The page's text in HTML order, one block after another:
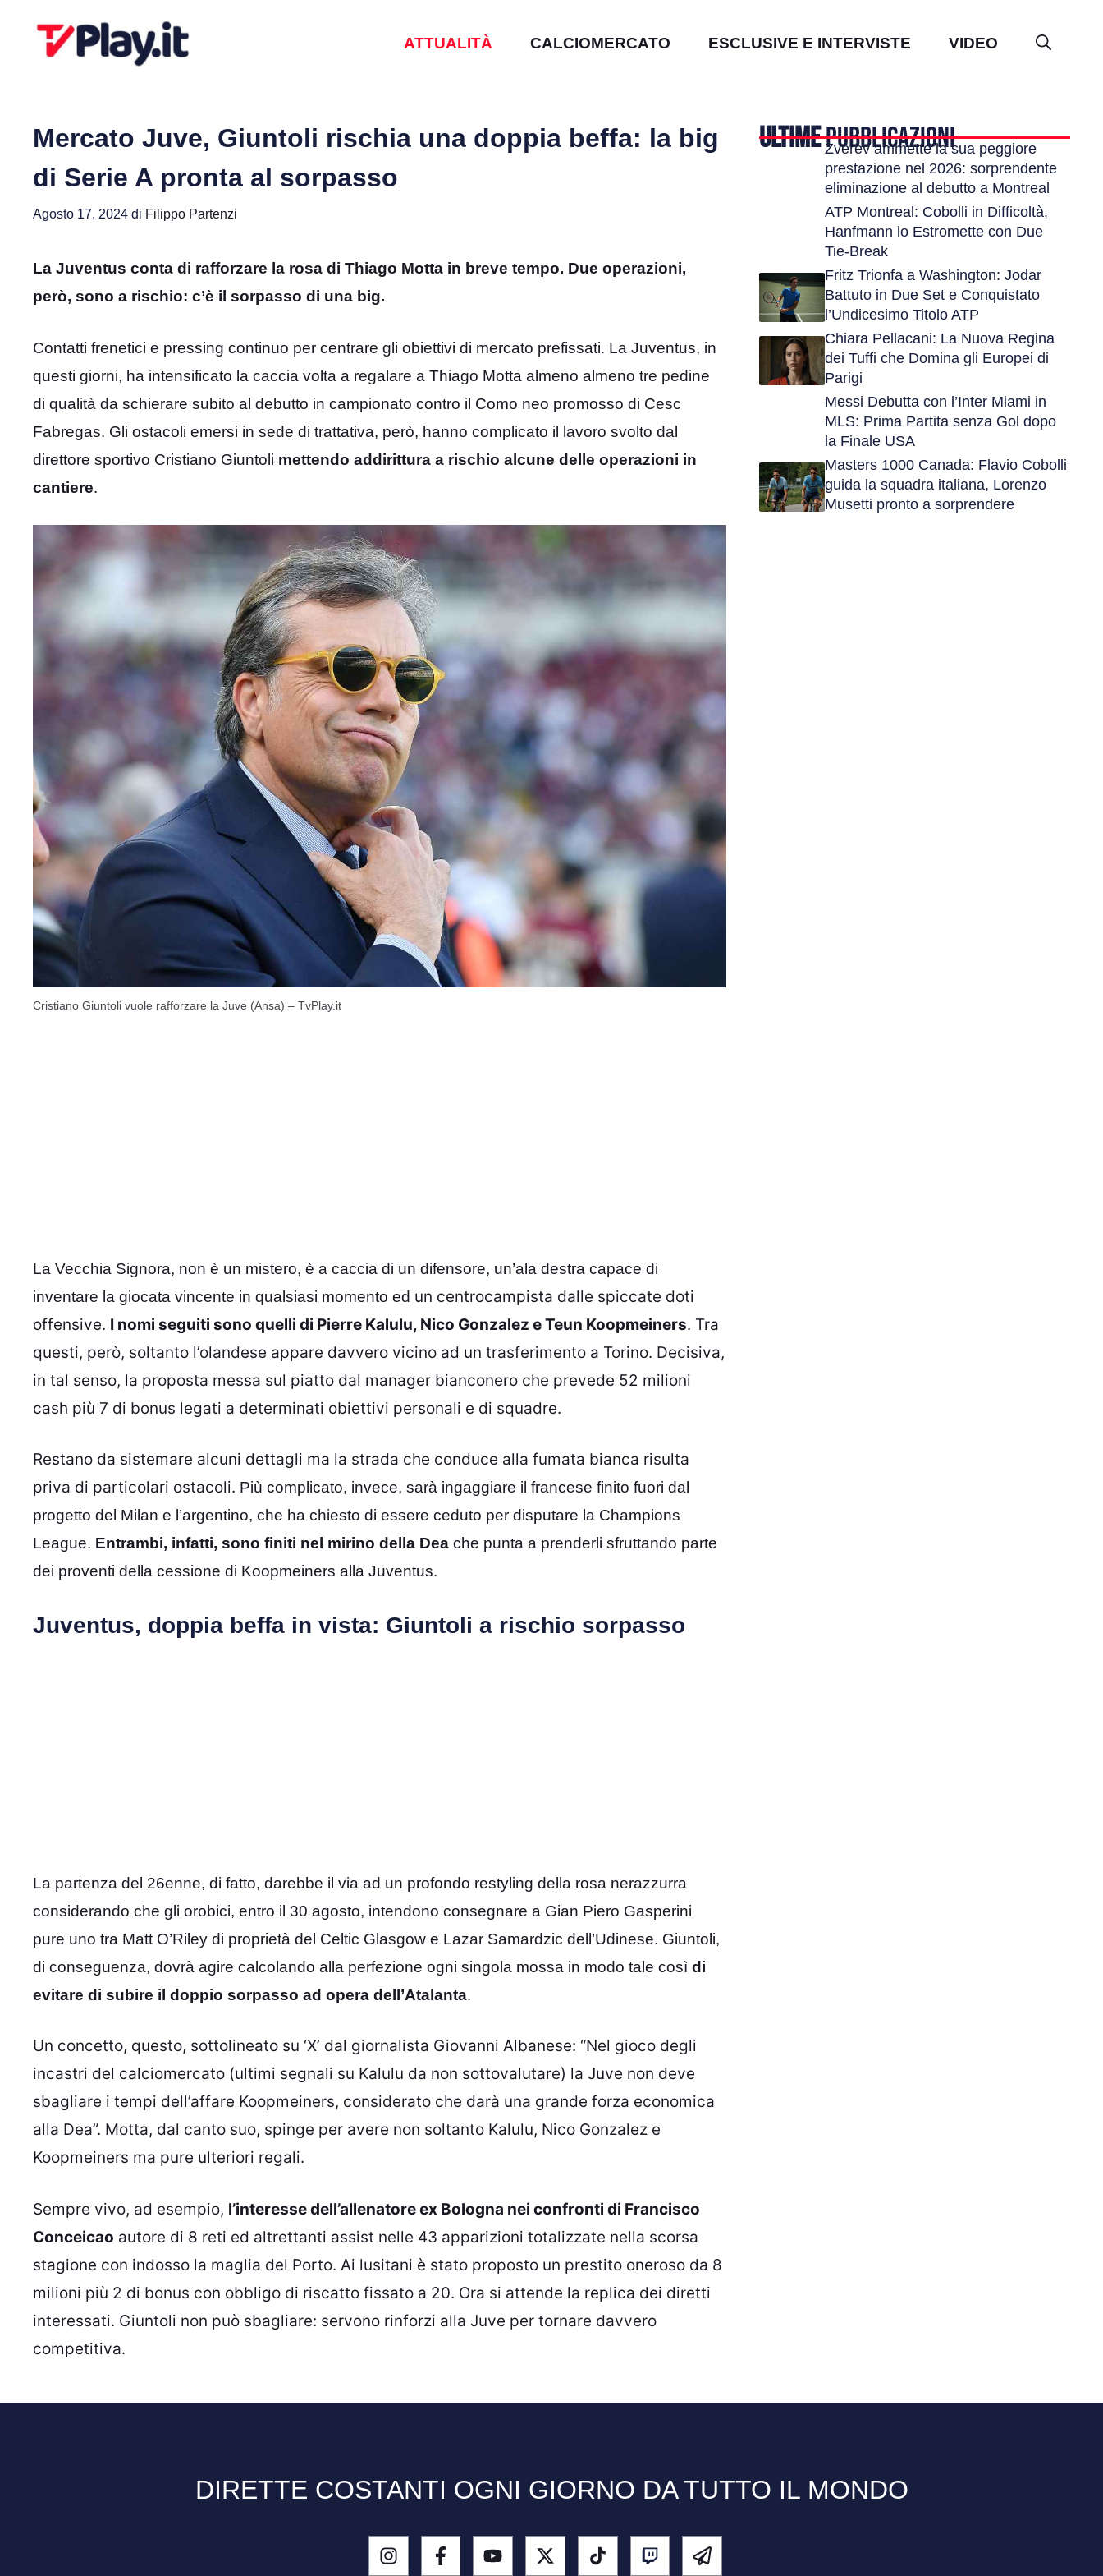
ATTUALITÀ CALCIOMERCATO ESCLUSIVE E INTERVISTE VIDEO
Mercato Juve, Giuntoli rischia una doppia beffa: la big
di Serie A pronta al sorpasso
Agosto 17, 2024 di Filippo Partenzi
La Juventus conta di rafforzare la rosa di Thiago Motta in breve tempo. Due operazioni,
però, sono a rischio: c’è il sorpasso di una big.
Contatti frenetici e pressing continuo per centrare gli obiettivi di mercato prefissati. La Juventus, in
questi giorni, ha intensificato la caccia volta a regalare a Thiago Motta almeno almeno tre pedine
di qualità da schierare subito al debutto in campionato contro il Como neo promosso di Cesc
Fabregas. Gli ostacoli emersi in sede di trattativa, però, hanno complicato il lavoro svolto dal
direttore sportivo Cristiano Giuntoli mettendo addirittura a rischio alcune delle operazioni in
cantiere.
Cristiano Giuntoli vuole rafforzare la Juve (Ansa) – TvPlay.it
La Vecchia Signora, non è un mistero, è a caccia di un difensore, un’ala destra capace di
inventare la giocata vincente in qualsiasi momento ed un centrocampista dalle spiccate doti
offensive. I nomi seguiti sono quelli di Pierre Kalulu, Nico Gonzalez e Teun Koopmeiners. Tra
questi, però, soltanto l’olandese appare davvero vicino ad un trasferimento a Torino. Decisiva,
in tal senso, la proposta messa sul piatto dal manager bianconero che prevede 52 milioni
cash più 7 di bonus legati a determinati obiettivi personali e di squadre.
Restano da sistemare alcuni dettagli ma la strada che conduce alla fumata bianca risulta
priva di particolari ostacoli. Più complicato, invece, sarà ingaggiare il francese finito fuori dal
progetto del Milan e l’argentino, che ha chiesto di essere ceduto per disputare la Champions
League. Entrambi, infatti, sono finiti nel mirino della Dea che punta a prenderli sfruttando parte
dei proventi della cessione di Koopmeiners alla Juventus.
Juventus, doppia beffa in vista: Giuntoli a rischio sorpasso
La partenza del 26enne, di fatto, darebbe il via ad un profondo restyling della rosa nerazzurra
considerando che gli orobici, entro il 30 agosto, intendono consegnare a Gian Piero Gasperini
pure uno tra Matt O’Riley di proprietà del Celtic Glasgow e Lazar Samardzic dell’Udinese. Giuntoli,
di conseguenza, dovrà agire calcolando alla perfezione ogni singola mossa in modo tale così di
evitare di subire il doppio sorpasso ad opera dell’Atalanta.
Un concetto, questo, sottolineato su ‘X’ dal giornalista Giovanni Albanese: “Nel gioco degli
incastri del calciomercato (ultimi segnali su Kalulu da non sottovalutare) la Juve non deve
sbagliare i tempi dell’affare Koopmeiners, considerato che darà una grande forza economica
alla Dea”. Motta, dal canto suo, spinge per avere non soltanto Kalulu, Nico Gonzalez e
Koopmeiners ma pure ulteriori regali.
Sempre vivo, ad esempio, l’interesse dell’allenatore ex Bologna nei confronti di Francisco
Conceicao autore di 8 reti ed altrettanti assist nelle 43 apparizioni totalizzate nella scorsa
stagione con indosso la maglia del Porto. Ai lusitani è stato proposto un prestito oneroso da 8
milioni più 2 di bonus con obbligo di riscatto fissato a 20. Ora si attende la replica dei diretti
interessati. Giuntoli non può sbagliare: servono rinforzi alla Juve per tornare davvero
competitiva.
ULTIMEPUBBLICAZIONI
Zverev ammette la sua peggiore
prestazione nel 2026: sorprendente
eliminazione al debutto a Montreal
ATP Montreal: Cobolli in Difficoltà,
Hanfmann lo Estromette con Due
Tie-Break
Fritz Trionfa a Washington: Jodar
Battuto in Due Set e Conquistato
l’Undicesimo Titolo ATP
Chiara Pellacani: La Nuova Regina
dei Tuffi che Domina gli Europei di
Parigi
Messi Debutta con l’Inter Miami in
MLS: Prima Partita senza Gol dopo
la Finale USA
Masters 1000 Canada: Flavio Cobolli
guida la squadra italiana, Lorenzo
Musetti pronto a sorprendere
DIRETTE COSTANTI OGNI GIORNO DA TUTTO IL MONDO